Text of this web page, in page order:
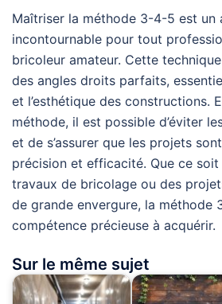
Maîtriser la méthode 3-4-5 est un
incontournable pour tout
bricoleur amateur. Cette
des angles droits parfaits,
et l’esthétique des constructions.
méthode, il est possible d’éviter
et de s’assurer que les projets
précision et efficacité. Que ce
travaux de bricolage ou des
de grande envergure, la méthode
compétence précieuse à acquérir.
Sur le même sujet